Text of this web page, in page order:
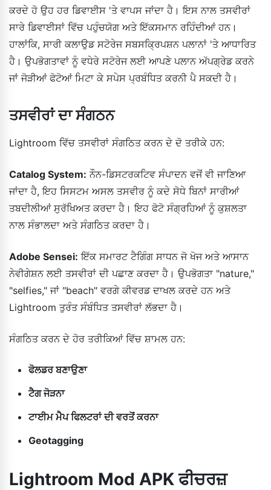
ਕਰਦੇ ਹੋ ਉਹ ਹਰ ਡਿਵਾਈਸ 'ਤੇ ਵਾਪਸ ਜਾਂਦਾ ਹੈ। ਇਸ ਨਾਲ ਤਸਵੀਰਾਂ
ਸਾਰੇ ਡਿਵਾਈਸਾਂ ਵਿੱਚ ਪਹੁੰਚਯੋਗ ਅਤੇ ਇੱਕਸਮਾਨ ਰਹਿੰਦੀਆਂ ਹਨ।
ਹਾਲਾਂਕਿ, ਸਾਰੀ ਕਲਾਉਡ ਸਟੋਰੇਜ ਸਬਸਕ੍ਰਿਪਸ਼ਨ ਪਲਾਨਾਂ 'ਤੇ ਆਧਾਰਿਤ
ਹੈ। ਉਪਭੋਗਤਾਵਾਂ ਨੂੰ ਵਧੇਰੇ ਸਟੋਰੇਜ ਲਈ ਆਪਣੇ ਪਲਾਨ ਅੱਪਗ੍ਰੇਡ ਕਰਨੇ
ਜਾਂ ਜੋੜੀਆਂ ਫੋਟੋਆਂ ਮਿਟਾ ਕੇ ਸਪੇਸ ਪ੍ਰਬੰਧਿਤ ਕਰਨੀ ਪੈ ਸਕਦੀ ਹੈ।
ਤਸਵੀਰਾਂ ਦਾ ਸੰਗਠਨ
Lightroom ਵਿੱਚ ਤਸਵੀਰਾਂ ਸੰਗਠਿਤ ਕਰਨ ਦੇ ਦੋ ਤਰੀਕੇ ਹਨ:
Catalog System: ਨੌਨ-ਡਿਸਟਰਕਟਿਵ ਸੰਪਾਦਨ ਵਜੋਂ ਵੀ ਜਾਣਿਆ
ਜਾਂਦਾ ਹੈ, ਇਹ ਸਿਸਟਮ ਅਸਲ ਤਸਵੀਰ ਨੂੰ ਕਦੇ ਸੋਧੇ ਬਿਨਾਂ ਸਾਰੀਆਂ
ਤਬਦੀਲੀਆਂ ਸੁਰੱਖਿਅਤ ਕਰਦਾ ਹੈ। ਇਹ ਫੋਟੋ ਸੰਗ੍ਰਹਿਆਂ ਨੂੰ ਕੁਸ਼ਲਤਾ
ਨਾਲ ਸੰਭਾਲਦਾ ਅਤੇ ਸੰਗਠਿਤ ਕਰਦਾ ਹੈ।
Adobe Sensei: ਇੱਕ ਸਮਾਰਟ ਟੈਗਿੰਗ ਸਾਧਨ ਜੋ ਖੋਜ ਅਤੇ ਆਸਾਨ
ਨੇਵੀਗੇਸ਼ਨ ਲਈ ਤਸਵੀਰਾਂ ਦੀ ਪਛਾਣ ਕਰਦਾ ਹੈ। ਉਪਭੋਗਤਾ "nature,"
"selfies," ਜਾਂ "beach" ਵਰਗੇ ਕੀਵਰਡ ਦਾਖਲ ਕਰਦੇ ਹਨ ਅਤੇ
Lightroom ਤੁਰੰਤ ਸੰਬੰਧਿਤ ਤਸਵੀਰਾਂ ਲੱਭਦਾ ਹੈ।
ਸੰਗਠਿਤ ਕਰਨ ਦੇ ਹੋਰ ਤਰੀਕਿਆਂ ਵਿੱਚ ਸ਼ਾਮਲ ਹਨ:
ਫੋਲਡਰ ਬਣਾਉਣਾ
ਟੈਗ ਜੋੜਨਾ
ਟਾਈਮ ਮੈਪ ਫਿਲਟਰਾਂ ਦੀ ਵਰਤੋਂ ਕਰਨਾ
Geotagging
Lightroom Mod APK ਫੀਚਰਜ਼